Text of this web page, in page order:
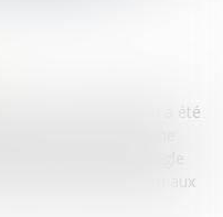
la Cour de cassation a été
dans le cadre d’une
d’une règle
de la participation aux